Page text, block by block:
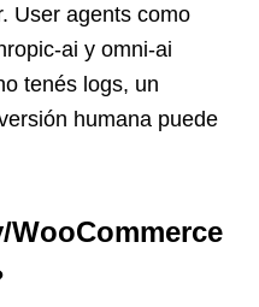
User agents como
ai y omni-ai
tenés logs, un
humana puede